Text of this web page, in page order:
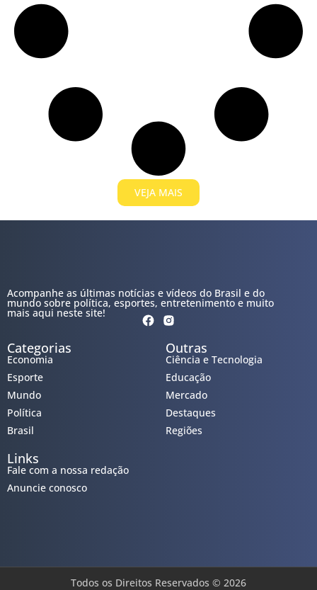
VEJA MAIS
Acompanhe as últimas notícias e vídeos do Brasil e do
mundo sobre política, esportes, entretenimento e muito
mais aqui neste site!
Categorias
Economia
Esporte
Mundo
Política
Brasil
Outras
Ciência e Tecnologia
Educação
Mercado
Destaques
Regiões
Links
Fale com a nossa redação
Anuncie conosco
Todos os Direitos Reservados © 2026